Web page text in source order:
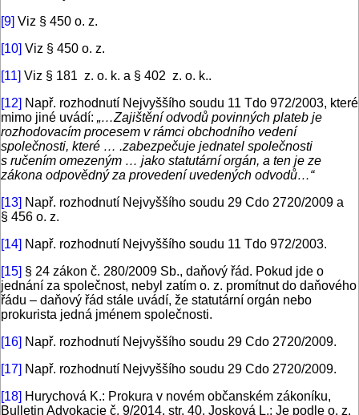
[9] Viz § 450 o. z.
[10] Viz § 450 o. z.
[11] Viz § 181 z. o. k. a § 402 z. o. k..
[12] Např. rozhodnutí Nejvyššího soudu 11 Tdo 972/2003, které
mimo jiné uvádí: „…Zajištění odvodů povinných plateb je
rozhodovacím procesem v rámci obchodního vedení
společnosti, které … .zabezpečuje jednatel společnosti
s ručením omezeným … jako statutární orgán, a ten je ze
zákona odpovědný za provedení uvedených odvodů…“
[13] Např. rozhodnutí Nejvyššího soudu 29 Cdo 2720/2009 a
§ 456 o. z.
[14] Např. rozhodnutí Nejvyššího soudu 11 Tdo 972/2003.
[15] § 24 zákon č. 280/2009 Sb., daňový řád. Pokud jde o
jednání za společnost, nebyl zatím o. z. promítnut do daňového
řádu – daňový řád stále uvádí, že statutární orgán nebo
prokurista jedná jménem společnosti.
[16] Např. rozhodnutí Nejvyššího soudu 29 Cdo 2720/2009.
[17] Např. rozhodnutí Nejvyššího soudu 29 Cdo 2720/2009.
[18] Hurychová K.: Prokura v novém občanském zákoníku,
Bulletin Advokacie č. 9/2014, str. 40. Josková L.: Je podle o. z.